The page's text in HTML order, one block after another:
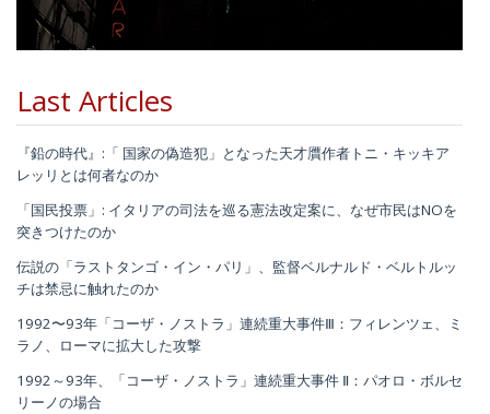
Last Articles
『鉛の時代』:「 国家の偽造犯」となった天才贋作者トニ・キッキア
レッリとは何者なのか
「国民投票」: イタリアの司法を巡る憲法改定案に、なぜ市民はNOを
突きつけたのか
伝説の「ラストタンゴ・イン・パリ」、監督ベルナルド・ベルトルッ
チは禁忌に触れたのか
1992〜93年「コーザ・ノストラ」連続重大事件Ⅲ：フィレンツェ、ミ
ラノ、ローマに拡大した攻撃
1992～93年、「コーザ・ノストラ」連続重大事件 Ⅱ：パオロ・ボルセ
リーノの場合